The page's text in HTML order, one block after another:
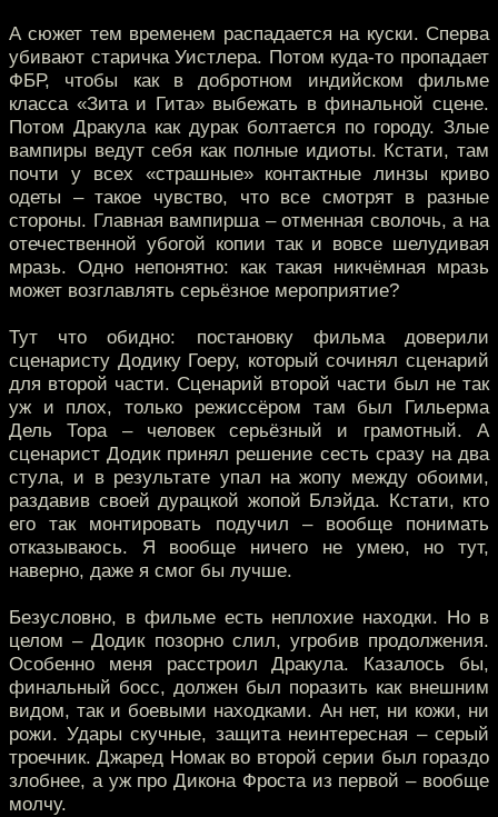
А сюжет тем временем распадается на куски. Сперва
убивают старичка Уистлера. Потом куда-то пропадает
ФБР, чтобы как в добротном индийском фильме
класса «Зита и Гита» выбежать в финальной сцене.
Потом Дракула как дурак болтается по городу. Злые
вампиры ведут себя как полные идиоты. Кстати, там
почти у всех «страшные» контактные линзы криво
одеты – такое чувство, что все смотрят в разные
стороны. Главная вампирша – отменная сволочь, а на
отечественной убогой копии так и вовсе шелудивая
мразь. Одно непонятно: как такая никчёмная мразь
может возглавлять серьёзное мероприятие?
Тут что обидно: постановку фильма доверили
сценаристу Додику Гоеру, который сочинял сценарий
для второй части. Сценарий второй части был не так
уж и плох, только режиссёром там был Гильерма
Дель Тора – человек серьёзный и грамотный. А
сценарист Додик принял решение сесть сразу на два
стула, и в результате упал на жопу между обоими,
раздавив своей дурацкой жопой Блэйда. Кстати, кто
его так монтировать подучил – вообще понимать
отказываюсь. Я вообще ничего не умею, но тут,
наверно, даже я смог бы лучше.
Безусловно, в фильме есть неплохие находки. Но в
целом – Додик позорно слил, угробив продолжения.
Особенно меня расстроил Дракула. Казалось бы,
финальный босс, должен был поразить как внешним
видом, так и боевыми находками. Ан нет, ни кожи, ни
рожи. Удары скучные, защита неинтересная – серый
троечник. Джаред Номак во второй серии был гораздо
злобнее, а уж про Дикона Фроста из первой – вообще
молчу.